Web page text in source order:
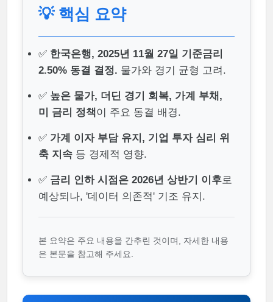
💡 핵심 요약
✅ 한국은행, 2025년 11월 27일 기준금리
2.50% 동결 결정. 물가와 경기 균형 고려.
✅ 높은 물가, 더딘 경기 회복, 가계 부채,
미 금리 정책이 주요 동결 배경.
✅ 가계 이자 부담 유지, 기업 투자 심리 위
축 지속등 경제적 영향.
✅ 금리 인하 시점은 2026년 상반기 이후로
예상되나, '데이터 의존적' 기조 유지.
본 요약은 주요 내용을 간추린 것이며, 자세한 내용
은 본문을 참고해 주세요.